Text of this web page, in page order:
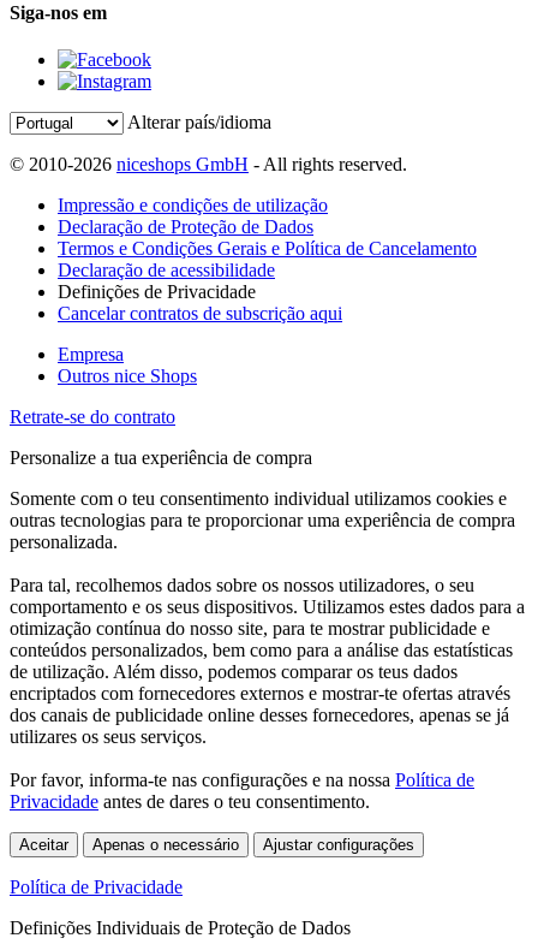
Siga-nos em
Alterar país/idioma
© 2010-2026 niceshops GmbH - All rights reserved.
Impressão e condições de utilização
Declaração de Proteção de Dados
Termos e Condições Gerais e Política de Cancelamento
Declaração de acessibilidade
Definições de Privacidade
Cancelar contratos de subscrição aqui
Empresa
Outros nice Shops
Retrate-se do contrato
Personalize a tua experiência de compra
Somente com o teu consentimento individual utilizamos cookies e
outras tecnologias para te proporcionar uma experiência de compra
personalizada.
Para tal, recolhemos dados sobre os nossos utilizadores, o seu
comportamento e os seus dispositivos. Utilizamos estes dados para a
otimização contínua do nosso site, para te mostrar publicidade e
conteúdos personalizados, bem como para a análise das estatísticas
de utilização. Além disso, podemos comparar os teus dados
encriptados com fornecedores externos e mostrar-te ofertas através
dos canais de publicidade online desses fornecedores, apenas se já
utilizares os seus serviços.
Por favor, informa-te nas configurações e na nossa Política de
Privacidade antes de dares o teu consentimento.
Aceitar Apenas o necessário Ajustar configurações
Política de Privacidade
Definições Individuais de Proteção de Dados